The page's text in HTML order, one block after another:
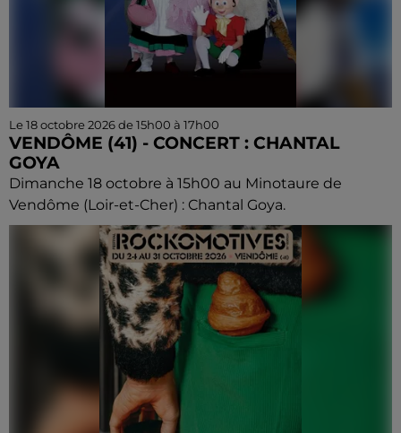
Le 18 octobre 2026 de 15h00 à 17h00
VENDÔME (41) - CONCERT : CHANTAL
GOYA
Dimanche 18 octobre à 15h00 au Minotaure de
Vendôme (Loir-et-Cher) : Chantal Goya.